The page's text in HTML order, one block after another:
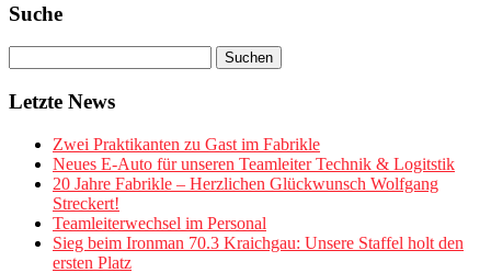
Suche
Letzte News
Zwei Praktikanten zu Gast im Fabrikle
Neues E-Auto für unseren Teamleiter Technik & Logitstik
20 Jahre Fabrikle – Herzlichen Glückwunsch Wolfgang
Streckert!
Teamleiterwechsel im Personal
Sieg beim Ironman 70.3 Kraichgau: Unsere Staffel holt den
ersten Platz